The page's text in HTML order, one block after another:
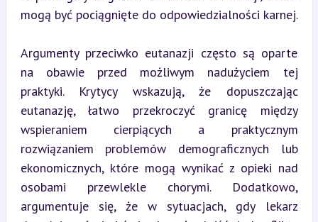
mogą być pociągnięte do odpowiedzialności karnej.
Argumenty przeciwko eutanazji często są oparte
na obawie przed możliwym nadużyciem tej
praktyki. Krytycy wskazują, że dopuszczając
eutanazję, łatwo przekroczyć granicę między
wspieraniem cierpiących a praktycznym
rozwiązaniem problemów demograficznych lub
ekonomicznych, które mogą wynikać z opieki nad
osobami przewlekle chorymi. Dodatkowo,
argumentuje się, że w sytuacjach, gdy lekarz